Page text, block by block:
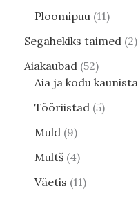
Ploomipuu 11
Segahekiks taimed 2
Aiakaubad 52
Aia ja kodu
Tööriistad 5
Muld 9
Multš 4
Väetis 11